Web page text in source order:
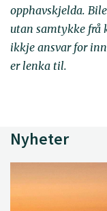
opphavskjelda.
utan samtykke frå
ikkje ansvar for
er lenka til.
Nyheter